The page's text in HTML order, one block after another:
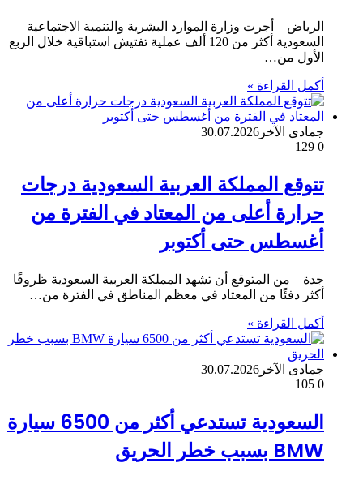
الرياض – أجرت وزارة الموارد البشرية والتنمية الاجتماعية
السعودية أكثر من 120 ألف عملية تفتيش استباقية خلال الربع
الأول من…
أكمل القراءة »
جمادى الآخر 30.07.2026
0
تتوقع المملكة العربية السعودية درجات
حرارة أعلى من المعتاد في الفترة من
أغسطس حتى أكتوبر
جدة – من المتوقع أن تشهد المملكة العربية السعودية ظروفًا
أكثر دفئًا من المعتاد في معظم المناطق في الفترة من…
أكمل القراءة »
جمادى الآخر 30.07.2026
0
السعودية تستدعي أكثر من 6500 سيارة
BMW بسبب خطر الحريق